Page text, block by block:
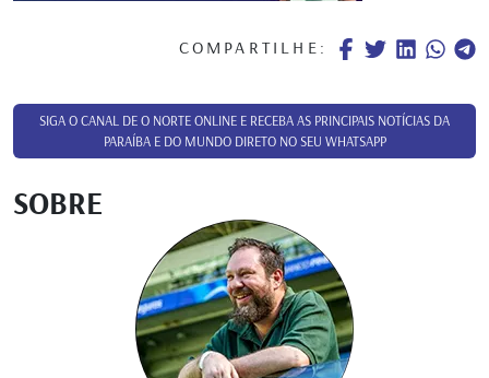
COMPARTILHE:
SIGA O CANAL DE O NORTE ONLINE E RECEBA AS PRINCIPAIS NOTÍCIAS DA
PARAÍBA E DO MUNDO DIRETO NO SEU WHATSAPP
SOBRE